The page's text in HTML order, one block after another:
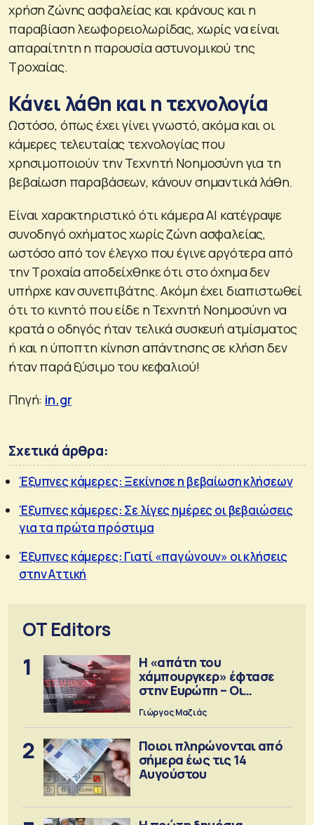
χρήση ζώνης ασφαλείας και κράνους και η
παραβίαση λεωφορειολωρίδας, χωρίς να είναι
απαραίτητη η παρουσία αστυνομικού της
Τροχαίας.
Κάνει λάθη και η τεχνολογία
Ωστόσο, όπως έχει γίνει γνωστό, ακόμα και οι
κάμερες τελευταίας τεχνολογίας που
χρησιμοποιούν την Τεχνητή Νοημοσύνη για τη
βεβαίωση παραβάσεων, κάνουν σημαντικά λάθη.
Είναι χαρακτηριστικό ότι κάμερα ΑΙ κατέγραψε
συνοδηγό οχήματος χωρίς ζώνη ασφαλείας,
ωστόσο από τον έλεγχο που έγινε αργότερα από
την Τροχαία αποδείχθηκε ότι στο όχημα δεν
υπήρχε καν συνεπιβάτης. Ακόμη έχει διαπιστωθεί
ότι το κινητό που είδε η Τεχνητή Νοημοσύνη να
κρατά ο οδηγός ήταν τελικά συσκευή ατμίσματος
ή και η ύποπτη κίνηση απάντησης σε κλήση δεν
ήταν παρά ξύσιμο του κεφαλιού!
Πηγή: in.gr
Σχετικά άρθρα:
Έξυπνες κάμερες: Ξεκίνησε η βεβαίωση κλήσεων
Έξυπνες κάμερες: Σε λίγες ημέρες οι βεβαιώσεις
για τα πρώτα πρόστιμα
Έξυπνες κάμερες: Γιατί «παγώνουν» οι κλήσεις
στην Αττική
OT Editors
1
Η «απάτη του
χάμπουργκερ» έφτασε
στην Ευρώπη – Οι
προειδοποιήσεις
Γιώργος Μαζιάς
2
Ποιοι πληρώνονται από
σήμερα έως τις 14
Αυγούστου